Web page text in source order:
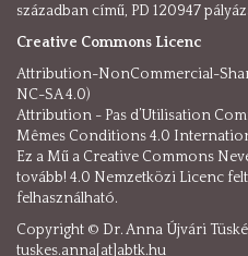
században című, PD 120947
Creative Commons Licenc
Attribution-NonCommercial-
NC-SA 4.0)
Attribution - Pas d’Utilisation
Mêmes Conditions 4.0
Ez a Mű a Creative Commons
tovább! 4.0 Nemzetközi Licenc
felhasználható.
Copyright © Dr. Anna Újvári
tuskes.anna[at]abtk.hu